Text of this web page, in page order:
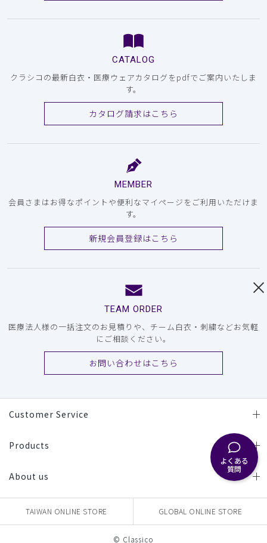
よくある
質問
CATALOG
クラシコの最新白衣・医療ウェアカタログをpdfでご案内いたしま
す。
カタログ請求はこちら
MEMBER
会員さまはお得なポイントや便利なマイページをご利用いただけま
す。
新規会員登録はこちら
TEAM ORDER
医療法人様の一括注文のお見積りや、チーム白衣・刺繍などお気軽
にご相談ください。
お問い合わせはこちら
Customer Service
Products
About us
TAIWAN ONLINE STORE GLOBAL ONLINE STORE
© Classico